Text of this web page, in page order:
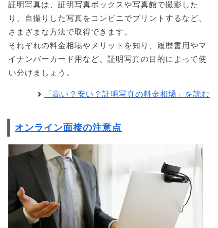
証明写真は、証明写真ボックスや写真館で撮影した
り、自撮りした写真をコンビニでプリントするなど、
さまざまな方法で取得できます。
それぞれの料金相場やメリットを知り、履歴書用やマ
イナンバーカード用など、証明写真の目的によって使
い分けましょう。
「高い？安い？証明写真の料金相場」を読む
オンライン面接の注意点